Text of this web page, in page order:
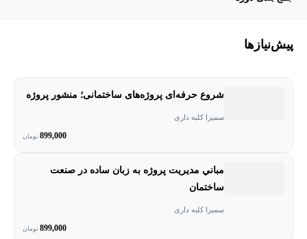
پیش‌نیاز‌ها
شروع حرفه‌ای پروژه‌های ساختمانی؛ منشور پروژه
سمیرا کلبه داری
899,000 تومان
مباني مدیریت پروژه به زبان ساده در صنعت
ساختمان
سمیرا کلبه داری
899,000 تومان